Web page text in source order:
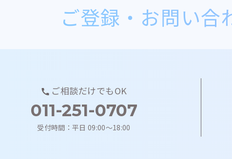
ご登録・ お問い合
ご相談だけでもOK
011-251-0707
受付時間： 平日 09:00～18:00